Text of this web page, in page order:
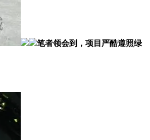
笔者领会到，项目严酷遵照绿